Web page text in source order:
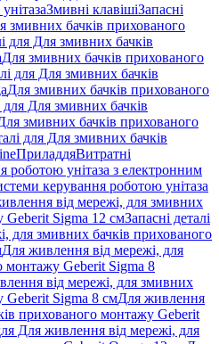
Змивні клавішіЗапасні
змивних бачків прихованого
для Для змивних бачків
Для змивних бачків прихованого
для Для змивних бачків
Для змивних бачків прихованого
для Для змивних бачків
змивних бачків прихованого
для Для змивних бачків
ПриладдяВитратні
роботою унітаза з електронним
керування роботою унітаза
від мережі, для змивних
Geberit Sigma 12 смЗапасні деталі
для змивних бачків прихованого
Для живлення від мережі, для
монтажу Geberit Sigma 8
від мережі, для змивних
Geberit Sigma 8 смДля живлення
прихованого монтажу Geberit
Для живлення від мережі, для